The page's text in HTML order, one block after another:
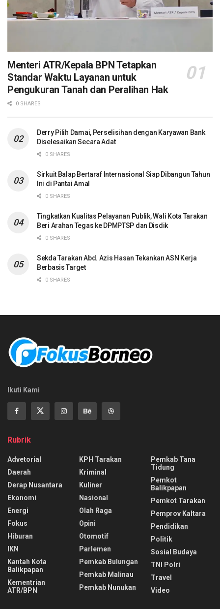
Menteri ATR/Kepala BPN Tetapkan
Standar Waktu Layanan untuk
Pengukuran Tanah dan Peralihan Hak
0 SHARES
Derry Pilih Damai, Perselisihan dengan Karyawan Bank
Diselesaikan Secara Adat
0 SHARES
Sirkuit Balap Bertaraf Internasional Siap Dibangun Tahun
Ini di Pantai Amal
0 SHARES
Tingkatkan Kualitas Pelayanan Publik, Wali Kota Tarakan
Beri Arahan Tegas ke DPMPTSP dan Disdik
0 SHARES
Sekda Tarakan Abd. Azis Hasan Tekankan ASN Kerja
Berbasis Target
0 SHARES
Ikuti Kami
Rubrik
Advetorial
Daerah
Derap Nusantara
Ekonomi
Energi
Fokus
Hiburan
IKN
Kantah Kota
Balikpapan
Kementrian
ATR/BPN
KPH Tarakan
Kriminal
Kuliner
Nasional
Olah Raga
Opini
Otomotif
Parlemen
Pemkab Bulungan
Pemkab Malinau
Pemkab Nunukan
Pemkab Tana
Tidung
Pemkot
Balikpapan
Pemkot Tarakan
Pemprov Kaltara
Pendidikan
Politik
Sosial Budaya
TNI Polri
Travel
Video